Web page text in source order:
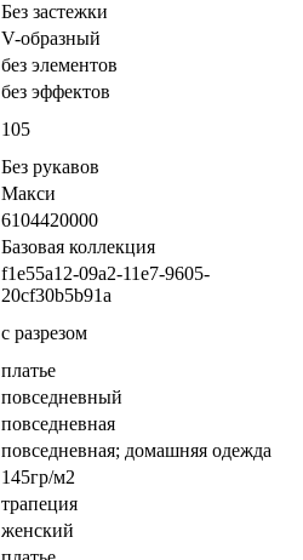
Без застежки
V-образный
без элементов
без эффектов
105
Без рукавов
Макси
6104420000
Базовая коллекция
f1e55a12-09a2-11e7-9605-
20cf30b5b91a
с разрезом
платье
повседневный
повседневная
повседневная; домашняя одежда
145гр/м2
трапеция
женский